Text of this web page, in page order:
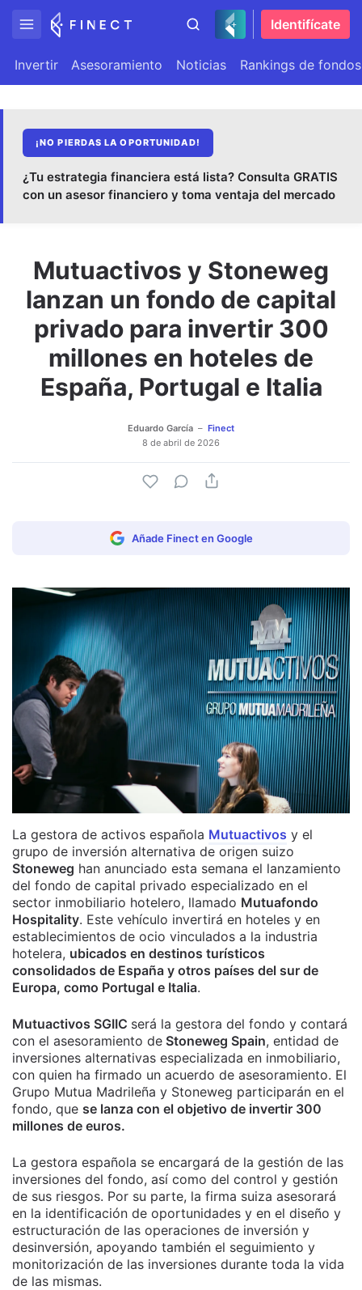
Identifícate
Invertir Asesoramiento Noticias Rankings de fondos
¡NO PIERDAS LA OPORTUNIDAD!
¿Tu estrategia financiera está lista? Consulta GRATIS
con un asesor financiero y toma ventaja del mercado
Mutuactivos y Stoneweg
lanzan un fondo de capital
privado para invertir 300
millones en hoteles de
España, Portugal e Italia
Eduardo García
Finect
8 de abril de 2026
Añade Finect en Google
La gestora de activos española Mutuactivos y el
grupo de inversión alternativa de origen suizo
Stoneweg han anunciado esta semana el lanzamiento
del fondo de capital privado especializado en el
sector inmobiliario hotelero, llamado Mutuafondo
Hospitality. Este vehículo invertirá en hoteles y en
establecimientos de ocio vinculados a la industria
hotelera, ubicados en destinos turísticos
consolidados de España y otros países del sur de
Europa, como Portugal e Italia.
Mutuactivos SGIIC será la gestora del fondo y contará
con el asesoramiento de Stoneweg Spain, entidad de
inversiones alternativas especializada en inmobiliario,
con quien ha firmado un acuerdo de asesoramiento. El
Grupo Mutua Madrileña y Stoneweg participarán en el
fondo, que se lanza con el objetivo de invertir 300
millones de euros.
La gestora española se encargará de la gestión de las
inversiones del fondo, así como del control y gestión
de sus riesgos. Por su parte, la firma suiza asesorará
en la identificación de oportunidades y en el diseño y
estructuración de las operaciones de inversión y
desinversión, apoyando también el seguimiento y
monitorización de las inversiones durante toda la vida
de las mismas.